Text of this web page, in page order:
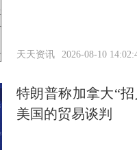
天天资讯 2026-08-10
特朗普称加拿大“
美国的贸易谈判